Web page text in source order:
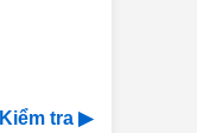
Kiểm tra ▶